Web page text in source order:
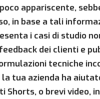
appariscente,
in base a tali
i casi di studio
dei clienti e
tecniche
la tua azienda ha
o brevi video,